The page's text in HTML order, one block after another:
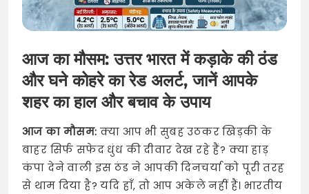
आज का मौसम: उत्तर भारत में कड़ाके की ठंड
और घने कोहरे का रेड अलर्ट, जानें आपके
शहर का हाल और बचाव के उपाय
आज का मौसम: क्या आप भी सुबह उठकर खिड़की के
बाहर सिर्फ सफेद धुंध की दीवार देख रहे हैं? क्या हाड़
कंपा देने वाली इस ठंड ने आपकी दिनचर्या को पूरी तरह
से थाम दिया है? यदि हाँ, तो आप अकेले नहीं हैं। भारतीय